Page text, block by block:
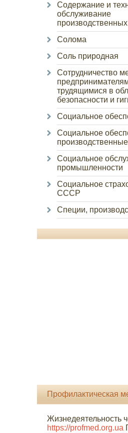
Содержание и
обслуживание
Солома
Соль природная
Сотрудничество
трудящимися в
безопасности и
Социальное
Социальное
Социальное
промышленности
Социальное
СССР
Специи,
Профилактическая
Жизнедеятельность
https://profmed.org.ua